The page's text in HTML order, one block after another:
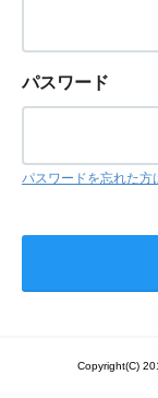
パスワード
パスワードを忘れた方
Copyright(C)